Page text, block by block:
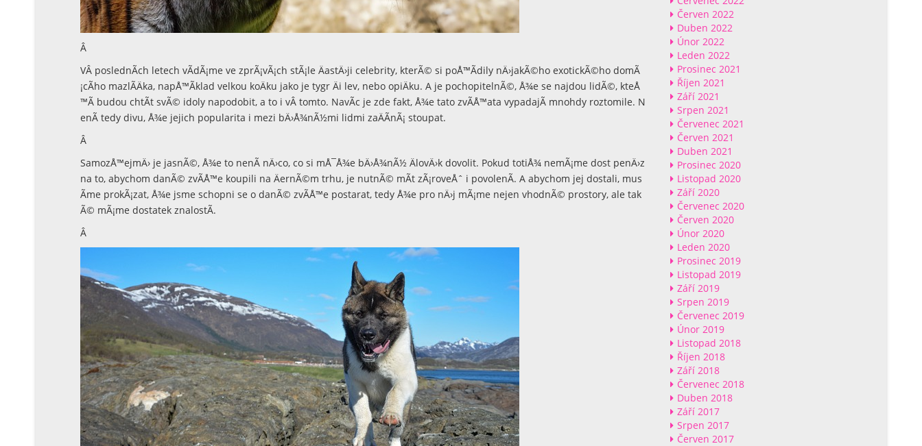
Â
VÂ poslednÃ­ch letech vÃ­dÃ¡me ve zprÃ¡vÃ¡ch stÃ¡le ÄastÄ›ji celebrity, kterÃ© si poÅ™Ã­dily nÄ›jakÃ©ho exotickÃ©ho domÃ
¡cÃ­ho mazlÃ­Äka, napÅ™Ã­klad velkou koÄku jako je tygr Äi lev, nebo opiÄku. A je pochopitelnÃ©, Å¾e se najdou lidÃ©, kteÅ
™Ã­ budou chtÃ­t svÃ© idoly napodobit, a to i vÂ tomto. NavÃ­c je zde fakt, Å¾e tato zvÃ­Å™ata vypadajÃ­ mnohdy roztomile. N
enÃ­ tedy divu, Å¾e jejich popularita i mezi bÄ›Å¾nÃ½mi lidmi zaÄÃ­nÃ¡ stoupat.
Â
SamozÅ™ejmÄ› je jasnÃ©, Å¾e to nenÃ­ nÄ›co, co si mÅ¯Å¾e bÄ›Å¾nÃ½ ÄlovÄ›k dovolit. Pokud totiÅ¾ nemÃ¡me dost penÄ›z
na to, abychom danÃ© zvÃ­Å™e koupili na ÄernÃ©m trhu, je nutnÃ© mÃ­t zÃ¡roveÅˆ i povolenÃ­. A abychom jej dostali, mus
Ã­me prokÃ¡zat, Å¾e jsme schopni se o danÃ© zvÃ­Å™e postarat, tedy Å¾e pro nÄ›j mÃ¡me nejen vhodnÃ© prostory, ale tak
Ã© mÃ¡me dostatek znalostÃ­.
Â
Červen 2022
Duben 2022
Únor 2022
Leden 2022
Prosinec 2021
Říjen 2021
Září 2021
Srpen 2021
Červenec 2021
Červen 2021
Duben 2021
Prosinec 2020
Listopad 2020
Září 2020
Červenec 2020
Červen 2020
Únor 2020
Leden 2020
Prosinec 2019
Listopad 2019
Září 2019
Srpen 2019
Červenec 2019
Únor 2019
Listopad 2018
Říjen 2018
Září 2018
Červenec 2018
Duben 2018
Září 2017
Srpen 2017
Červen 2017